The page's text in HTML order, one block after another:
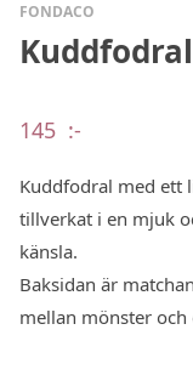
FONDACO
145 :-
Kuddfodral med ett
tillverkat i en mjuk
känsla.
Baksidan är
mellan mönster och